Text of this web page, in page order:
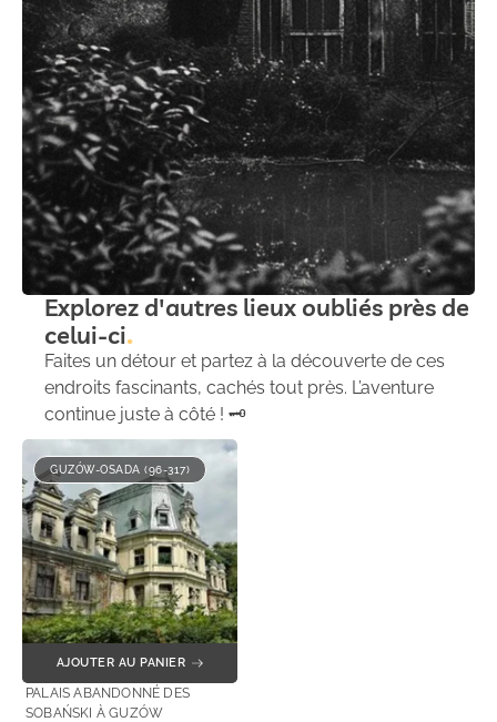
Explorez d'autres lieux oubliés près de
celui-ci
Faites un détour et partez à la découverte de ces
endroits fascinants, cachés tout près. L’aventure
continue juste à côté ! 🗝️
GUZÓW-OSADA (96-317)
AJOUTER AU PANIER
PALAIS ABANDONNÉ DES
SOBAŃSKI À GUZÓW